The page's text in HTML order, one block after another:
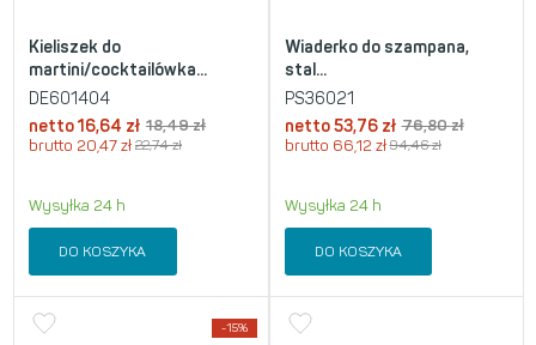
Kieliszek do
martini/cocktailówka...
DE601404
netto16,64 zł 18,49zł
brutto 20,47 zł 22,74zł
Wysyłka 24 h
DO KOSZYKA
Wiaderko do szampana,
stal...
PS36021
netto 53,76 zł 76,80zł
brutto 66,12 zł 94,46zł
Wysyłka 24 h
DO KOSZYKA
-15%